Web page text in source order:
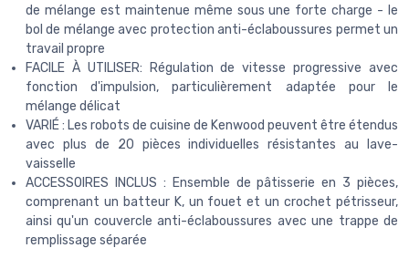
de mélange est maintenue même sous une forte charge - le
bol de mélange avec protection anti-éclaboussures permet un
travail propre
FACILE À UTILISER: Régulation de vitesse progressive avec
fonction d'impulsion, particulièrement adaptée pour le
mélange délicat
VARIÉ : Les robots de cuisine de Kenwood peuvent être étendus
avec plus de 20 pièces individuelles résistantes au lave-
vaisselle
ACCESSOIRES INCLUS : Ensemble de pâtisserie en 3 pièces,
comprenant un batteur K, un fouet et un crochet pétrisseur,
ainsi qu'un couvercle anti-éclaboussures avec une trappe de
remplissage séparée